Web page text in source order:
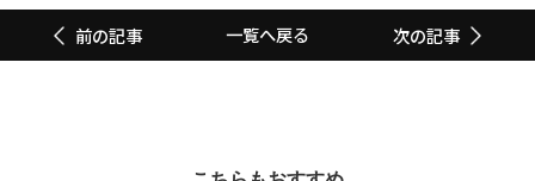
前の記事 一覧へ戻る 次の記事